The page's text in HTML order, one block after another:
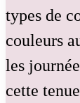
types de
couleurs
les
cette